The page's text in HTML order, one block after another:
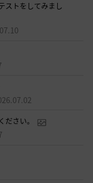
ストをしてみまし
さい。